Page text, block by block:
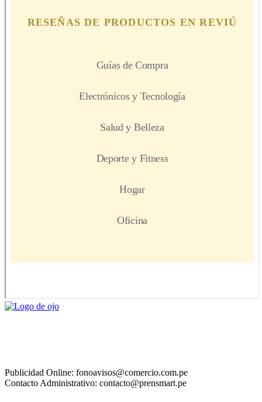
Publicidad Online: fonoavisos@comercio.com.pe
Contacto Administrativo: contacto@prensmart.pe